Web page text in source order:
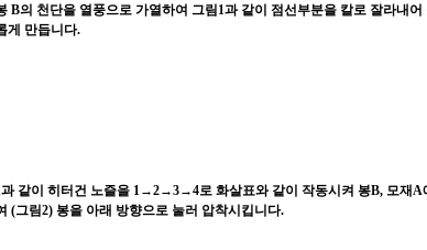
B의 천단을 열풍으로 가열하여 그림1과 같이 점선부분을 칼로 잘라내어
게 만듭니다.
같이 히터건 노즐을 1→2→3→4로 화살표와 같이 작동시켜 봉B, 모재A
(그림2) 봉을 아래 방향으로 눌러 압착시킵니다.